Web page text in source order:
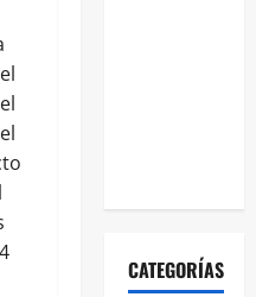
CATEGORÍAS